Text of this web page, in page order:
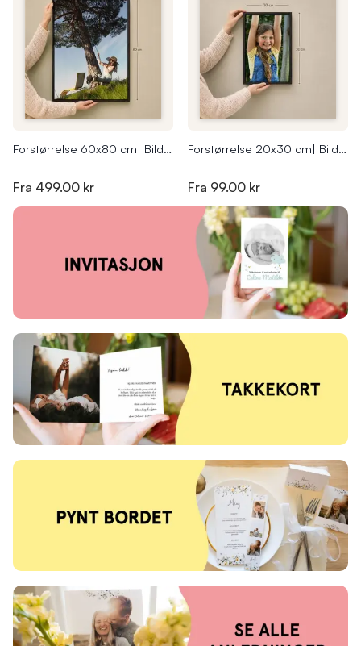
Forstørrelse 60x80 cm| Bildeplakat | Fremkall store bilder
Fra 499.00 kr
Forstørrelse 20x30 cm| Bildeplakat | Fremkall store bilder
Fra 99.00 kr